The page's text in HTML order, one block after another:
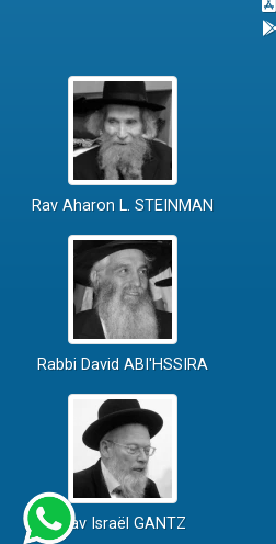
Rav Aharon L. STEINMAN
Rabbi David ABI'HSSIRA
Rav Israël GANTZ